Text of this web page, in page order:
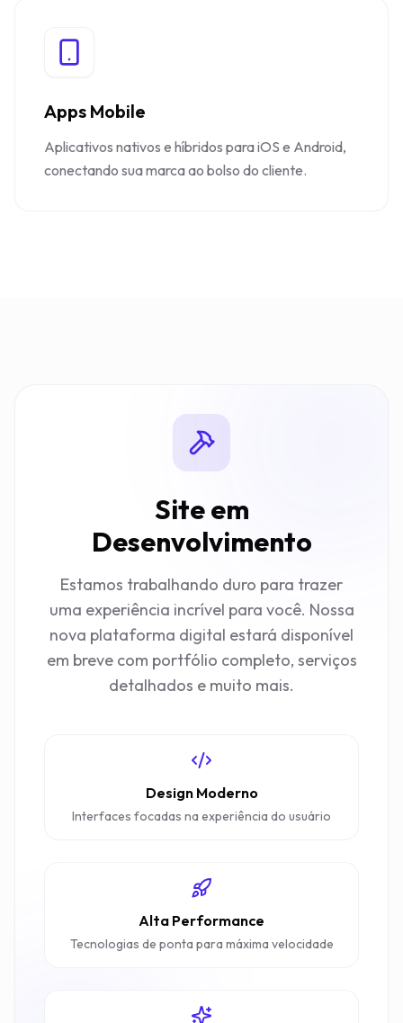
Apps Mobile
Aplicativos nativos e híbridos para iOS e Android,
conectando sua marca ao bolso do cliente.
Site em
Desenvolvimento
Estamos trabalhando duro para trazer
uma experiência incrível para você. Nossa
nova plataforma digital estará disponível
em breve com portfólio completo, serviços
detalhados e muito mais.
Design Moderno
Interfaces focadas na experiência do usuário
Alta Performance
Tecnologias de ponta para máxima velocidade